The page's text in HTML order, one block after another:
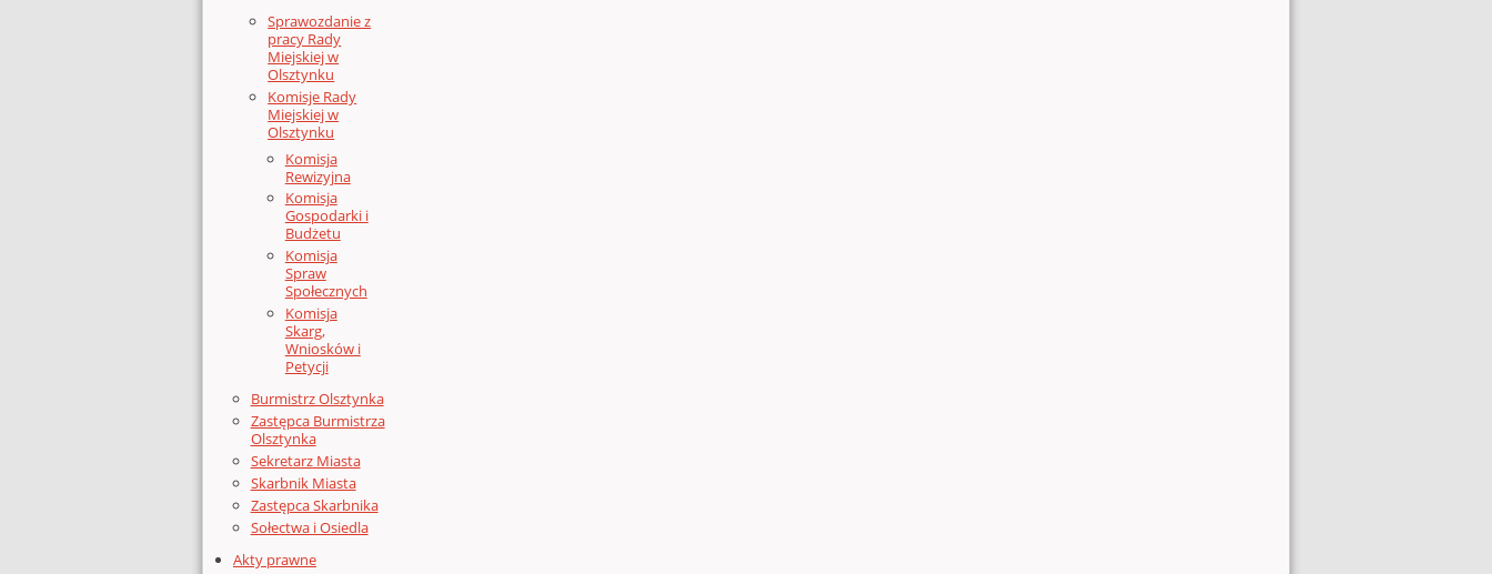
Sprawozdanie z
pracy Rady
Miejskiej w
Olsztynku
Komisje Rady
Miejskiej w
Olsztynku
Komisja
Rewizyjna
Komisja
Gospodarki i
Budżetu
Komisja
Spraw
Społecznych
Komisja
Skarg,
Wniosków i
Petycji
Burmistrz Olsztynka
Zastępca Burmistrza
Olsztynka
Sekretarz Miasta
Skarbnik Miasta
Zastępca Skarbnika
Sołectwa i Osiedla
Akty prawne